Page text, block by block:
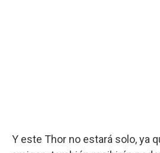
Y este Thor no estará solo, ya